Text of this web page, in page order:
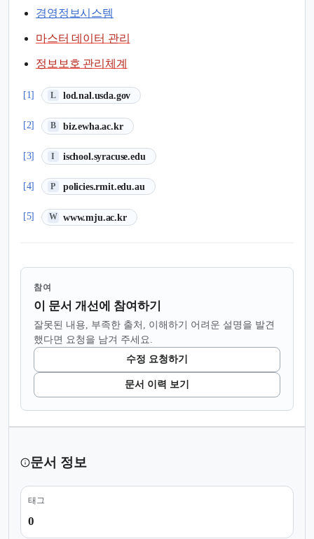
경영정보시스템
마스터 데이터 관리
정보보호 관리체계
[1] L lod.nal.usda.gov
(새 탭에서 열림)
[2] B biz.ewha.ac.kr
(새 탭에서 열림)
[3] I ischool.syracuse.edu
(새 탭에서 열림)
[4] P policies.rmit.edu.au
(새 탭에서 열림)
[5] W www.mju.ac.kr
(새 탭에서 열림)
참여
이 문서 개선에 참여하기
잘못된 내용, 부족한 출처, 이해하기 어려운 설명을 발견
했다면 요청을 남겨 주세요.
수정 요청하기
문서 이력 보기
문서 정보
태그
0